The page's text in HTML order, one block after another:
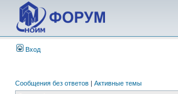
Вход
Сообщения без ответов | Активные темы